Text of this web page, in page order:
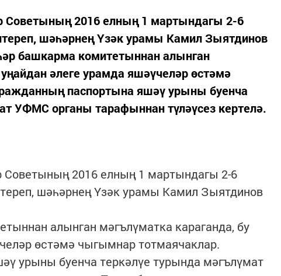
Советының 2016 елның 1 мартындагы 2-6
шәһәрнең Үзәк урамы Камил Зыятдинов
башкарма комитетыннан алынган
әлеге урамда яшәүчеләр өстәмә
паспортына яшәү урыны буенча
УФМС органы тарафыннан түләүсез кертелә.
Советының 2016 елның 1 мартындагы 2-6
шәһәрнең Үзәк урамы Камил Зыятдинов
алынган мәгълүматка караганда, бу
өстәмә чыгымнар тотмаячаклар.
урыны буенча теркәлүе турында мәгълүмат